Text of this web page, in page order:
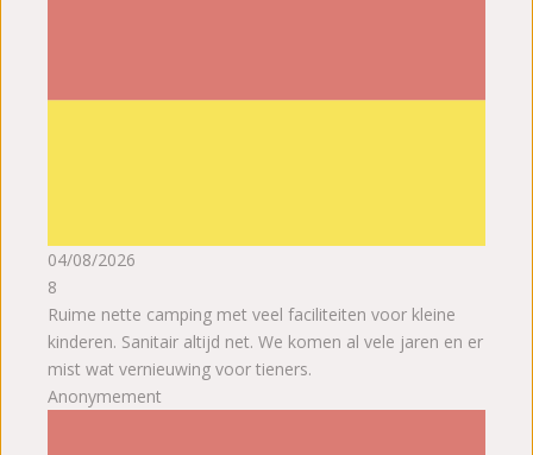
04/08/2026
8
Ruime nette camping met veel faciliteiten voor kleine
kinderen. Sanitair altijd net. We komen al vele jaren en er
mist wat vernieuwing voor tieners.
Anonymement